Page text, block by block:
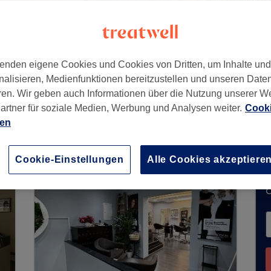
am Main, 60329
über Treatwell entgegen. Nutzen Sie
zu finden. Dort warten viele erstklassige
eigene Cookies und Cookies von Dritten, um Inhalte
Medienfunktionen bereitzustellen und unseren
Wir geben auch Informationen über die Nutzung unserer
für soziale Medien, Werbung und Analysen weiter.
Cookie-Einstellungen Alle Cookies akzeptieren